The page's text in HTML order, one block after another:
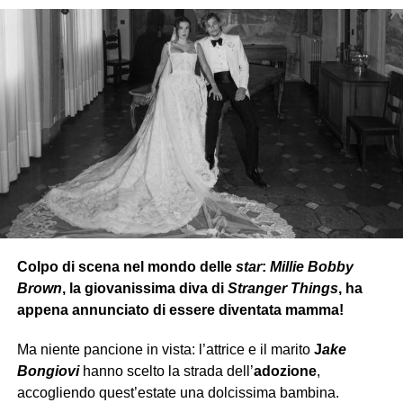
Nella versione diPausini,invece, diventa: “E se davvero
non vuoi dirmi che
hai sbagliato, ricorda a volte un uomo
va anche perdonato.”
Una parola che, per Grignanimodifica totalmente
senso del brano .
L’etichetta Warner Chappell Music Italiana haallora
esortatole partia un accordo pacifico
per poter
arrivare ad una chiusura cordiale della faccenda.
Colpo di scena nel mondo delle star: Millie Bobby
Brown, la giovanissima diva di Stranger Things, ha
appena annunciato di essere diventata mamma!
Ma niente pancione in vista: l’attrice e il marito Jake
Bongiovihanno scelto la strada dell’adozione,
accogliendo quest’estate una dolcissima bambina.